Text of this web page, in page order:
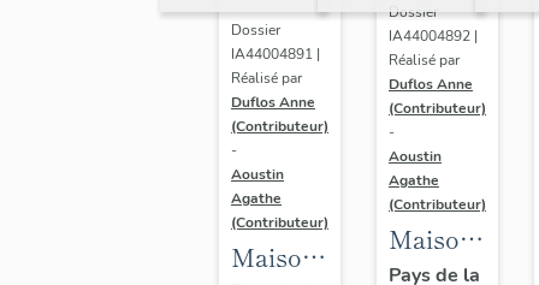
Dossier
IA44004891 |
Réalisé par
Duflos Anne
(Contributeur)
-
Aoustin
Agathe
(Contributeur)
Maison
Dossier
IA44004892 |
Réalisé par
Duflos Anne
(Contributeur)
-
Aoustin
Agathe
(Contributeur)
Maison
de
Pays de la